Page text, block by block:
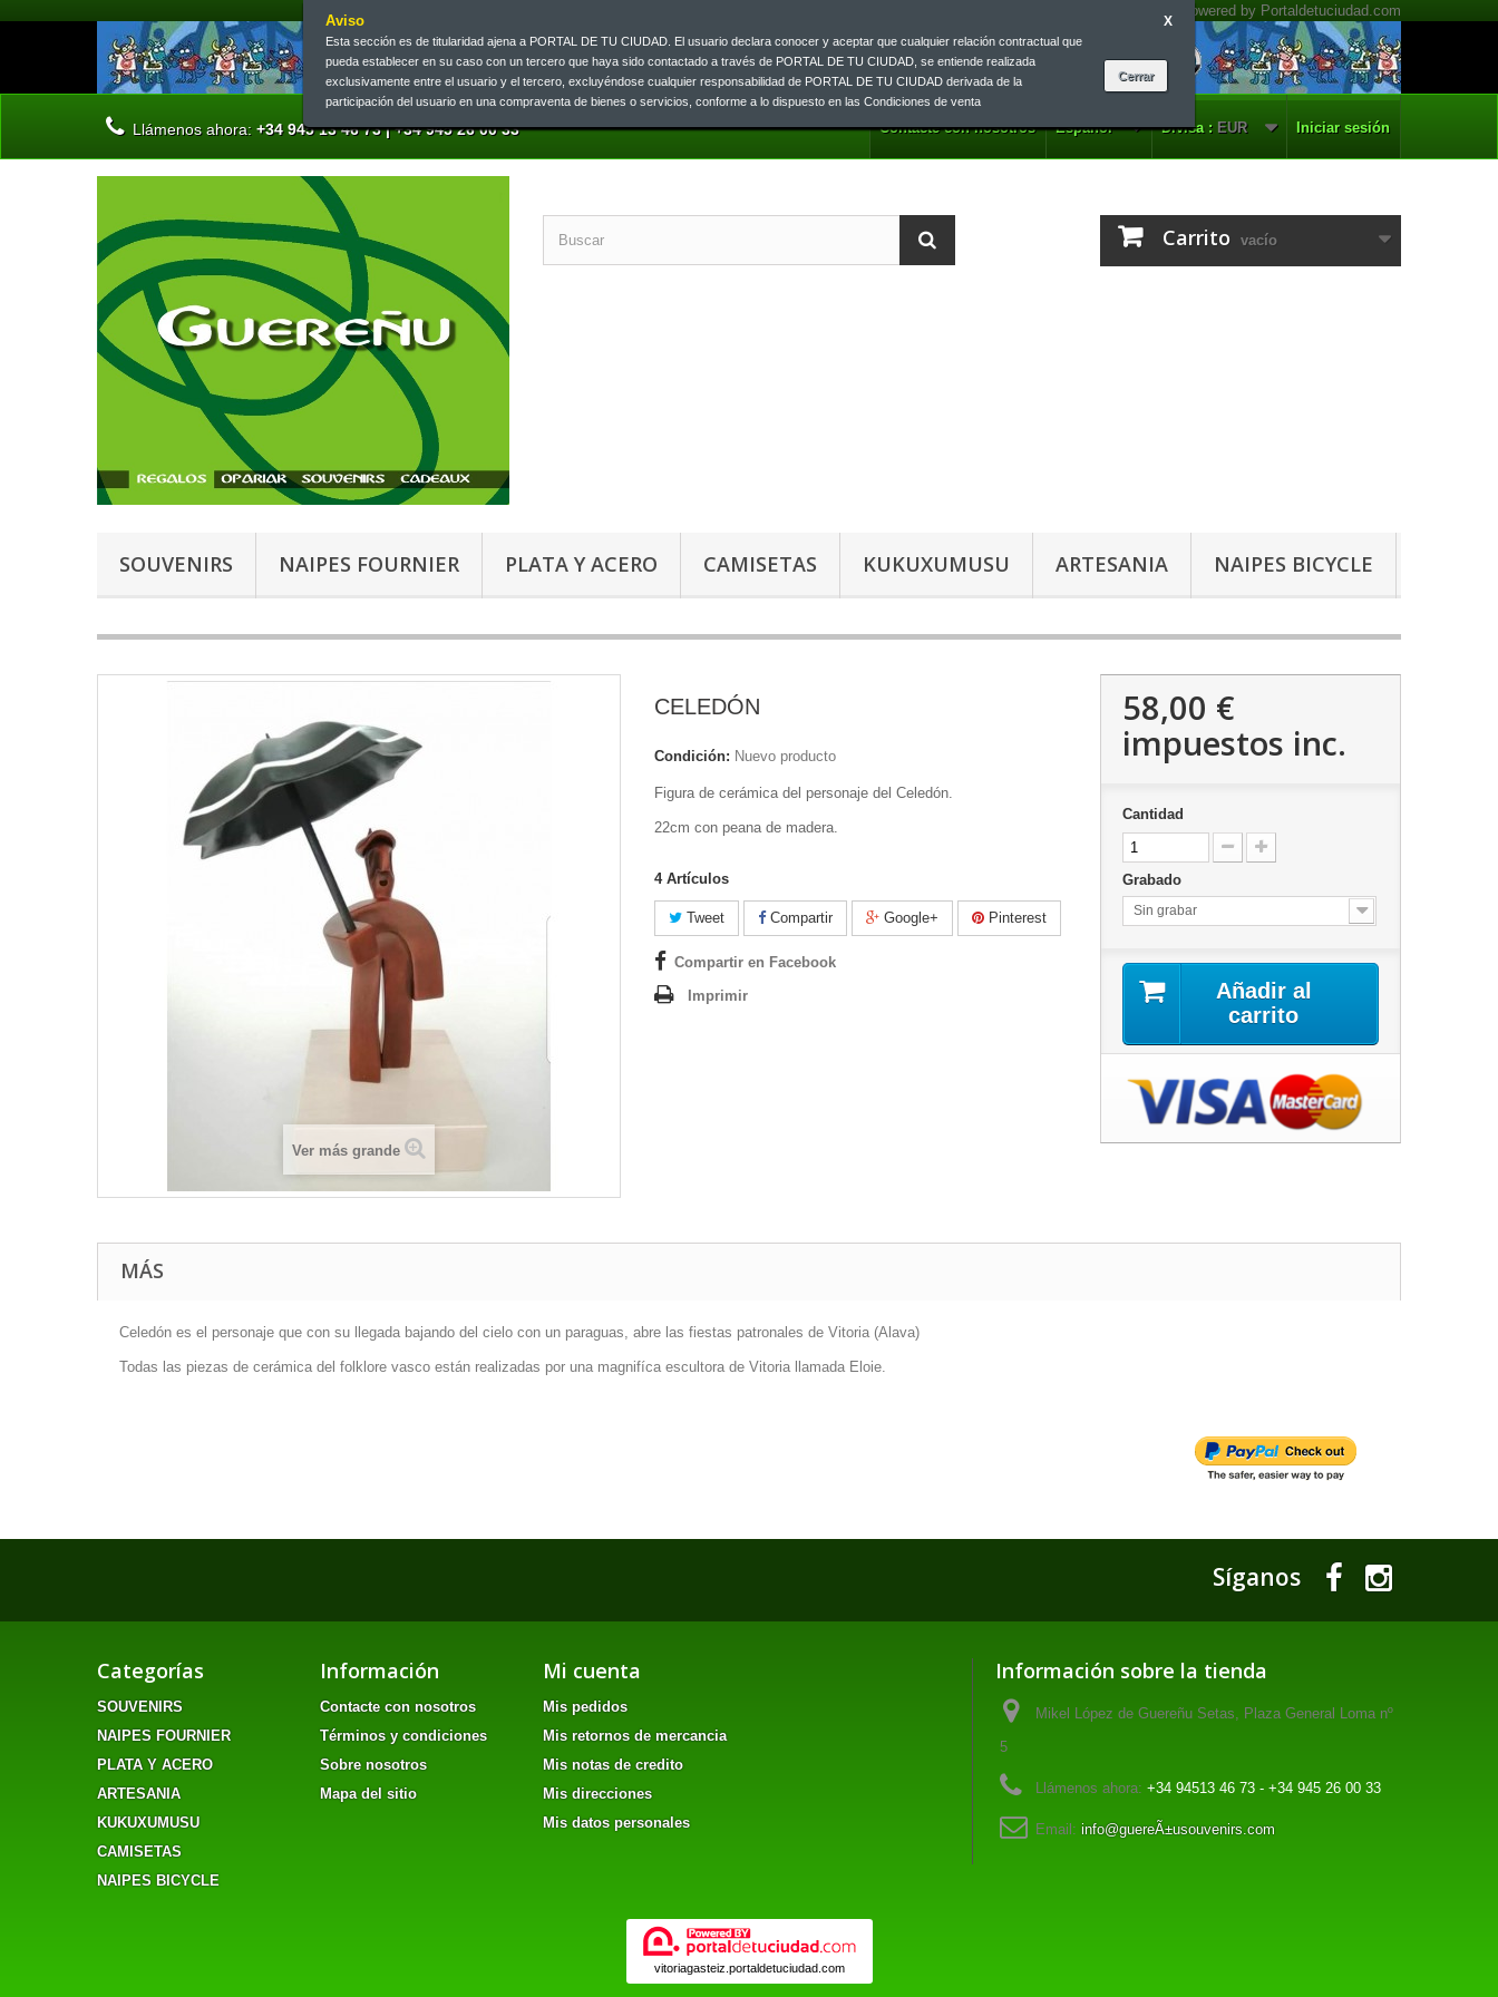
Aviso
Esta sección es de titularidad ajena a PORTAL DE TU CIUDAD. El usuario declara conocer y aceptar que cualquier relación contractual que
pueda establecer en su caso con un tercero que haya sido contactado a través de PORTAL DE TU CIUDAD, se entiende realizada
exclusivamente entre el usuario y el tercero, excluyéndose cualquier responsabilidad de PORTAL DE TU CIUDAD derivada de la
participación del usuario en una compraventa de bienes o servicios, conforme a lo dispuesto en las Condiciones de venta
X
Iniciar sesión
Divisa : EUR
Español
Contacte con nosotros
Llámenos ahora: +34 945 13 46 73 | +34 945 26 00 33
Carrito vacío
SOUVENIRS NAIPES FOURNIER PLATA Y ACERO CAMISETAS KUKUXUMUSU ARTESANIA NAIPES BICYCLE
Ver más grande
CELEDÓN
Condición: Nuevo producto
Figura de cerámica del personaje del Celedón.
22cm con peana de madera.
4 Artículos
Tweet Compartir Google+ Pinterest
Compartir en Facebook
Imprimir
58,00 €
impuestos inc.
Cantidad
Grabado
Sin grabar
Añadir al
carrito
MÁS
Celedón es el personaje que con su llegada bajando del cielo con un paraguas, abre las fiestas patronales de Vitoria (Alava)
Todas las piezas de cerámica del folklore vasco están realizadas por una magnifíca escultora de Vitoria llamada Eloie.
Síganos
Categorías
SOUVENIRS
NAIPES FOURNIER
PLATA Y ACERO
ARTESANIA
KUKUXUMUSU
CAMISETAS
NAIPES BICYCLE
Información
Contacte con nosotros
Términos y condiciones
Sobre nosotros
Mapa del sitio
Mi cuenta
Mis pedidos
Mis retornos de mercancia
Mis notas de credito
Mis direcciones
Mis datos personales
Información sobre la tienda
Mikel López de Guereñu Setas, Plaza General Loma nº
5
Llámenos ahora: +34 94513 46 73 - +34 945 26 00 33
Email: info@guereÃ±usouvenirs.com
vitoriagasteiz.portaldetuciudad.com